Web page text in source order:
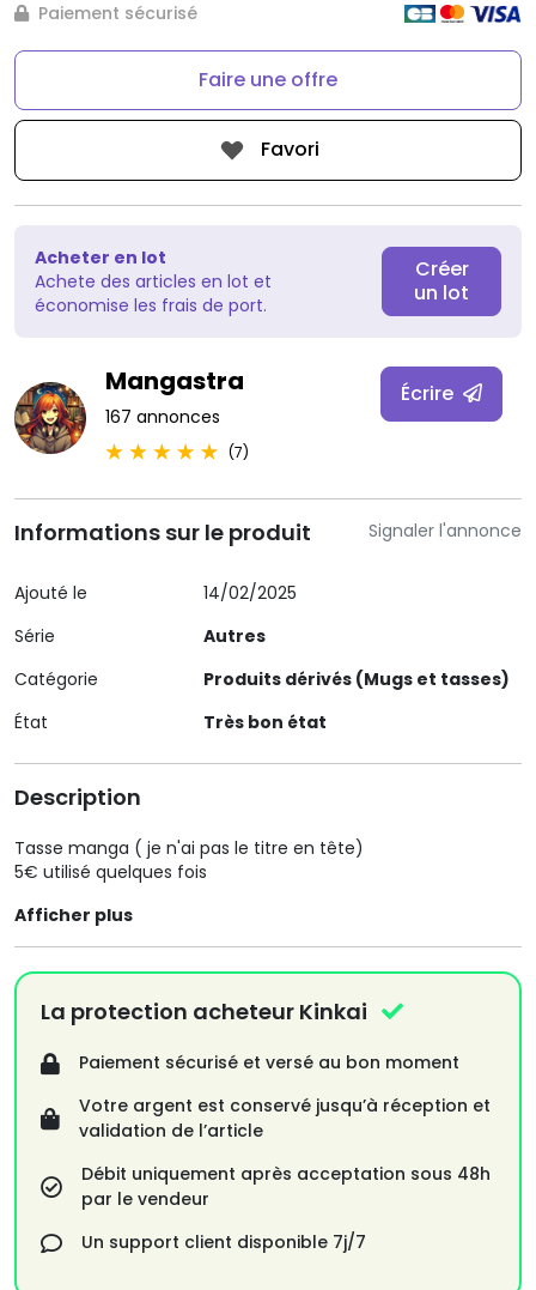
Paiement sécurisé
Faire une offre
Favori
Acheter en lot
Achete des articles en lot et
économise les frais de port.
Créer
un lot
Mangastra
167 annonces
(7)
Écrire
Signaler l'annonce
Informations sur le produit
Ajouté le
14/02/2025
Série
Autres
Catégorie
Produits dérivés (Mugs et tasses)
État
Très bon état
Description
Tasse manga ( je n'ai pas le titre en tête)
5€ utilisé quelques fois
Afficher plus
La protection acheteur Kinkai
Paiement sécurisé et versé au bon moment
Votre argent est conservé jusqu’à réception et
validation de l’article
Débit uniquement après acceptation sous 48h
par le vendeur
Un support client disponible 7j/7